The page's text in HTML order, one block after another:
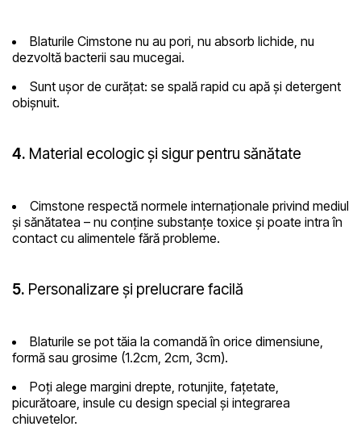
Blaturile Cimstone nu au pori, nu absorb lichide, nu
dezvoltă bacterii sau mucegai.
Sunt ușor de curățat: se spală rapid cu apă și detergent
obișnuit.
4. Material ecologic și sigur pentru sănătate
Cimstone respectă normele internaționale privind mediul
și sănătatea – nu conține substanțe toxice și poate intra în
contact cu alimentele fără probleme.
5. Personalizare și prelucrare facilă
Blaturile se pot tăia la comandă în orice dimensiune,
formă sau grosime (1.2cm, 2cm, 3cm).
Poți alege margini drepte, rotunjite, fațetate,
picurătoare, insule cu design special și integrarea
chiuvetelor.